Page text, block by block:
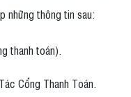
những thông tin sau:
thanh toán).
Cổng Thanh Toán.